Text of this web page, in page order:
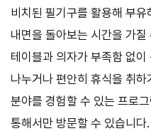
비치된 필기구를 활용해 부
내면을 돌아보는 시간을 가
테이블과 의자가 부족함 없
나누거나 편안히 휴식을 취
분야를 경험할 수 있는 프로
통해서만 방문할 수 있습니다.